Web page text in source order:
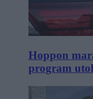
Hoppon
program